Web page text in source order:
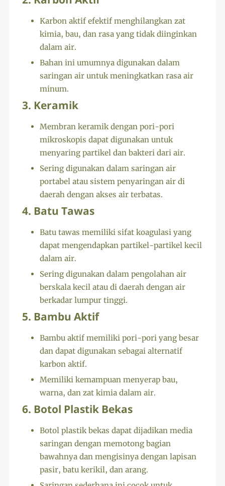
Karbon aktif efektif menghilangkan zat
kimia, bau, dan rasa yang tidak diinginkan
dalam air.
Bahan ini umumnya digunakan dalam
saringan air untuk meningkatkan rasa air
minum.
3. Keramik
Membran keramik dengan pori-pori
mikroskopis dapat digunakan untuk
menyaring partikel dan bakteri dari air.
Sering digunakan dalam saringan air
portabel atau sistem penyaringan air di
daerah dengan akses air terbatas.
4. Batu Tawas
Batu tawas memiliki sifat koagulasi yang
dapat mengendapkan partikel-partikel kecil
dalam air.
Sering digunakan dalam pengolahan air
berskala kecil atau di daerah dengan air
berkadar lumpur tinggi.
5. Bambu Aktif
Bambu aktif memiliki pori-pori yang besar
dan dapat digunakan sebagai alternatif
karbon aktif.
Memiliki kemampuan menyerap bau,
warna, dan zat kimia dalam air.
6. Botol Plastik Bekas
Botol plastik bekas dapat dijadikan media
saringan dengan memotong bagian
bawahnya dan mengisinya dengan lapisan
pasir, batu kerikil, dan arang.